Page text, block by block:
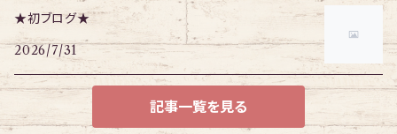
★初ブログ★
2026/7/31
記事一覧を見る